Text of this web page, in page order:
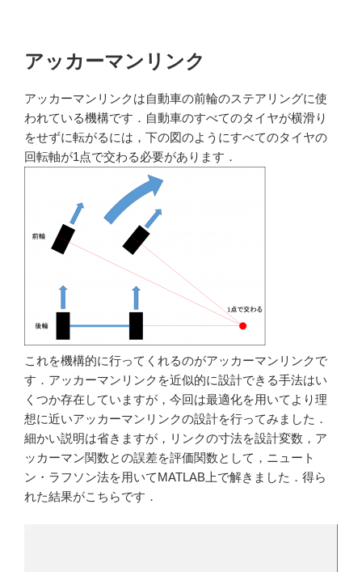
アッカーマンリンク
アッカーマンリンクは自動車の前輪のステアリングに使
われている機構です．自動車のすべてのタイヤが横滑り
をせずに転がるには，下の図のようにすべてのタイヤの
回転軸が1点で交わる必要があります．
これを機構的に行ってくれるのがアッカーマンリンクで
す．アッカーマンリンクを近似的に設計できる手法はい
くつか存在していますが，今回は最適化を用いてより理
想に近いアッカーマンリンクの設計を行ってみました．
細かい説明は省きますが，リンクの寸法を設計変数，ア
ッカーマン関数との誤差を評価関数として，ニュート
ン・ラフソン法を用いてMATLAB上で解きました．得ら
れた結果がこちらです．